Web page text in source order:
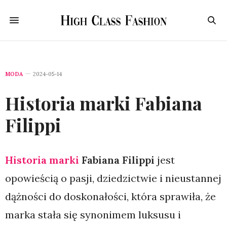
MODA 2024-05-14
Historia marki Fabiana
Filippi
Historia marki Fabiana Filippi jest
opowieścią o pasji, dziedzictwie i nieustannej
dążności do doskonałości, która sprawiła, że
marka stała się synonimem luksusu i